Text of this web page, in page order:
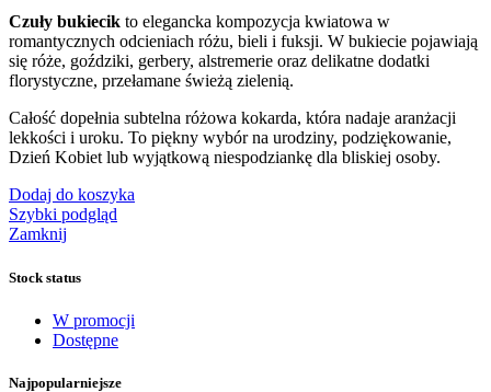
Czuły bukiecik to elegancka kompozycja kwiatowa w
romantycznych odcieniach różu, bieli i fuksji. W bukiecie pojawiają
się róże, goździki, gerbery, alstremerie oraz delikatne dodatki
florystyczne, przełamane świeżą zielenią.
Całość dopełnia subtelna różowa kokarda, która nadaje aranżacji
lekkości i uroku. To piękny wybór na urodziny, podziękowanie,
Dzień Kobiet lub wyjątkową niespodziankę dla bliskiej osoby.
Dodaj do koszyka
Szybki podgląd
Zamknij
Stock status
W promocji
Dostępne
Najpopularniejsze